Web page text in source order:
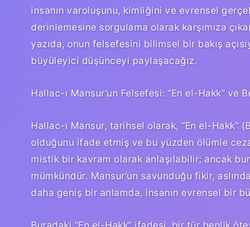
insanın varoluşunu, kimliğini ve evrensel
derinlemesine sorgulama olarak karşımıza
yazıda, onun felsefesini bilimsel bir bakış
büyüleyici düşünceyi paylaşacağız.
Hallac-ı Mansur’un Felsefesi: “En el-Hakk” ve
Hallac-ı Mansur, tarihsel olarak, “En el-Hakk”
olduğunu ifade etmiş ve bu yüzden ölümle
mistik bir kavram olarak anlaşılabilir; ancak
mümkündür. Mansur’un savunduğu fikir,
daha geniş bir anlamda, insanın evrensel bir